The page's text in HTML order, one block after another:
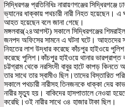
সিদ্ধিরগঞ্জ প্রতিনিধিঃ নারায়ণগঞ্জের সিদ্ধিরগঞ্জে
ভ্যানের ধাক্কায় পথচারী নারী নিহত হয়েছেন।
আহত হয়েছেন বলে জানা গেছে।
মঙ্গলবার(২৪আগস্ট) সকালে সিদ্ধিরগঞ্জের
জনপদ অফিসের সামনে এ ঘটনা ঘটে। আহতদের
নিহতের লাশ উদ্ধার করেছে কাঁচপুর হাইওয়ে
করেছে পুলিশ।কাঁচপুর হাইওয়ে থানার ভারপ্রাপ্ত
চট্টগ্রাম থেকে নরসিংদী বাবুর হাটে কাপড়
তার সাথে তার স্বামীও ছিল।তাদের বিস্তারিত
সকালে পথচারী নারীসহ তিনজনকে ধাক্কা দেয়
নারীর মৃত্যু হয়। বাকিদের হাসপাতালে নেওয়া
করেছি।ওই নারীর সাথে ৩৪ হাজার টাকা ছিল।